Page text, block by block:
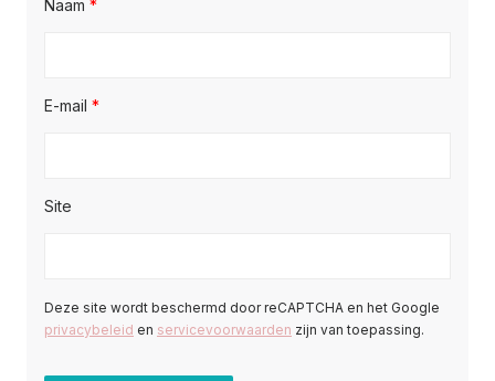
Naam *
E-mail *
Site
Deze site wordt beschermd door reCAPTCHA en het Google
privacybeleid en servicevoorwaarden zijn van toepassing.